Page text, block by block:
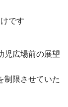
です
児広場前の展望
制限させていた